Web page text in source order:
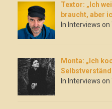
Textor: „Ich
braucht, aber
In Interviews on
Monta: „Ich
In Interviews on